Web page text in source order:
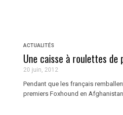
ACTUALITÉS
Une caisse à roulettes
20 juin, 2012
Pendant que les français
premiers Foxhound en